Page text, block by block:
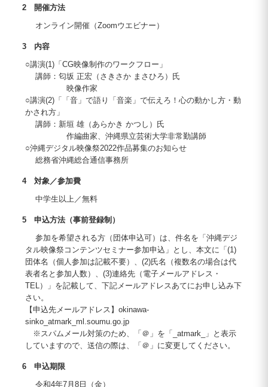
2 開催方法
オンライン開催（Zoomウエビナー）
3 内容
○講演(1)「CG映像制作のワークフロー」
講師：匂坂 正宏（さきさか まさひろ）氏
映像作家
○講演(2)「「音」で語り「音楽」で伝えろ！心の動かし方・動
かされ方」
講師：新垣 雄（あらかき かつし）氏
作編曲家、沖縄県立芸術大学非常勤講師
○沖縄デジタル映像祭2022作品募集のお知らせ
総務省沖縄総合通信事務所
4 対象／参加費
中学生以上／無料
5 申込方法（事前登録制）
参加を希望される方（団体申込可）は、件名を「沖縄デジ
タル映像祭コンテンツセミナー参加申込」とし、本文に「(1)
団体名（個人参加は記載不要）、(2)氏名（複数名の場合は代
表者名と参加人数）、(3)連絡先（電子メールアドレス・
TEL）」を記載して、下記メールアドレスあてにお申し込み下
さい。
【申込先メールアドレス】okinawa-
sinko_atmark_ml.soumu.go.jp
※スパムメール対策のため、「＠」を「_atmark_」と表示
していますので、送信の際は、「＠」に変更してください。
6 申込期限
令和4年7月8日（金）